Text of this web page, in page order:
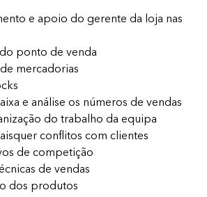
e apoio do gerente da loja nas
ponto de venda
mercadorias
e análise os números de vendas
do trabalho da equipa
conflitos com clientes
de competição
de vendas
dos produtos